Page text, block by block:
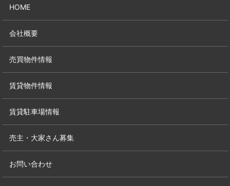
HOME
会社概要
売買物件情報
賃貸物件情報
賃貸駐車場情報
売主・大家さん募集
お問い合わせ